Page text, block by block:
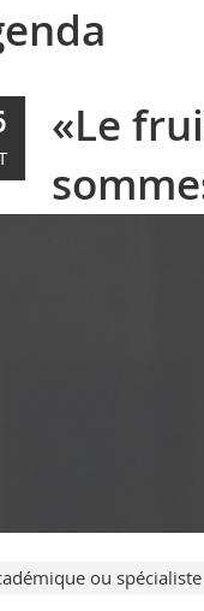
«Le
ou spécialiste